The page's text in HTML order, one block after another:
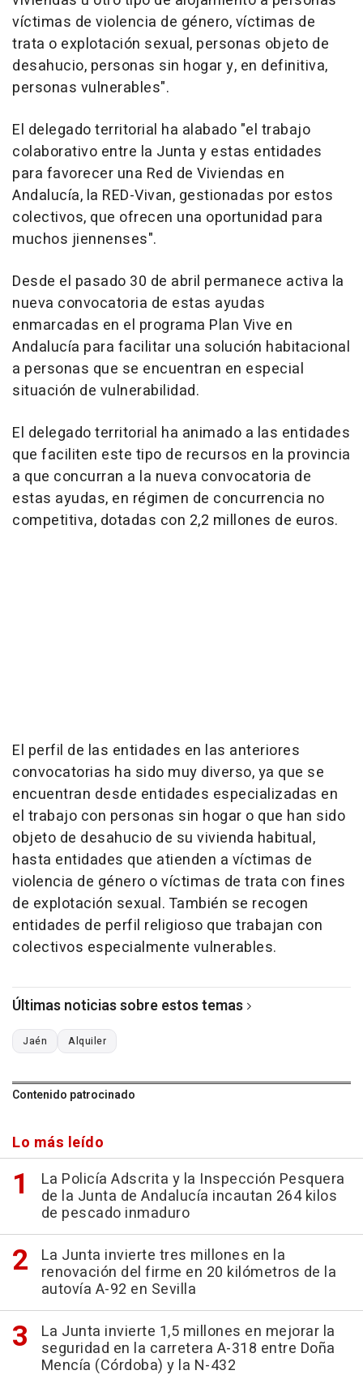
víctimas de violencia de género, víctimas de
trata o explotación sexual, personas objeto de
desahucio, personas sin hogar y, en definitiva,
personas vulnerables".
El delegado territorial ha alabado "el trabajo
colaborativo entre la Junta y estas entidades
para favorecer una Red de Viviendas en
Andalucía, la RED-Vivan, gestionadas por estos
colectivos, que ofrecen una oportunidad para
muchos jiennenses".
Desde el pasado 30 de abril permanece activa la
nueva convocatoria de estas ayudas
enmarcadas en el programa Plan Vive en
Andalucía para facilitar una solución habitacional
a personas que se encuentran en especial
situación de vulnerabilidad.
El delegado territorial ha animado a las entidades
que faciliten este tipo de recursos en la provincia
a que concurran a la nueva convocatoria de
estas ayudas, en régimen de concurrencia no
competitiva, dotadas con 2,2 millones de euros.
El perfil de las entidades en las anteriores
convocatorias ha sido muy diverso, ya que se
encuentran desde entidades especializadas en
el trabajo con personas sin hogar o que han sido
objeto de desahucio de su vivienda habitual,
hasta entidades que atienden a víctimas de
violencia de género o víctimas de trata con fines
de explotación sexual. También se recogen
entidades de perfil religioso que trabajan con
colectivos especialmente vulnerables.
Últimas noticias sobre estos temas
Jaén Alquiler
Contenido patrocinado
Lo más leído
La Policía Adscrita y la Inspección Pesquera
de la Junta de Andalucía incautan 264 kilos
de pescado inmaduro
La Junta invierte tres millones en la
renovación del firme en 20 kilómetros de la
autovía A-92 en Sevilla
La Junta invierte 1,5 millones en mejorar la
seguridad en la carretera A-318 entre Doña
Mencía (Córdoba) y la N-432